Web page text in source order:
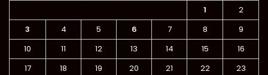
1
2
3
4 5 6 7 8
9
10
11 12 13 14 15
16
17
18 19 20 21 22
23